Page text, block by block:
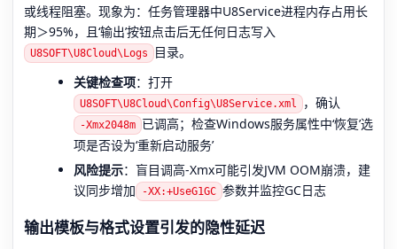
或线程阻塞。现象为：任务管理器中U8Service进程内存占用长
期＞95%，且‘输出’按钮点击后无任何日志写入
U8SOFT\U8Cloud\Logs
目录。
关键检查项：打开
U8SOFT\U8Cloud\Config\U8Service.xml ，确认
-Xmx2048m 已调高；检查Windows服务属性中‘恢复’选
项是否设为‘重新启动服务’
风险提示：盲目调高-Xmx可能引发JVM OOM崩溃，建
议同步增加
-XX:+UseG1GC 参数并监控GC日志
输出模板与格式设置引发的隐性延迟